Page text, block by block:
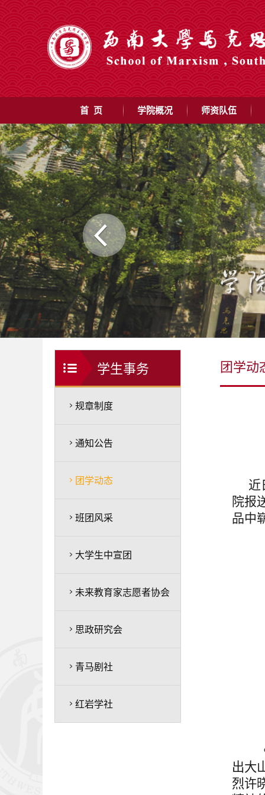
首 页 学院概况 师资队伍
学生事务
规章制度
通知公告
团学动态
班团风采
大学生中宣团
未来教育家志愿者协会
思政研究会
青马剧社
红岩学社
团学动
近
院报
品中
出大
烈许